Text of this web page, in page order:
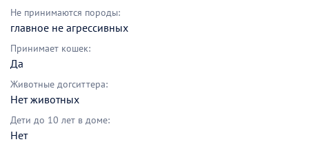
Не принимаются породы:
главное не агрессивных
Принимает кошек:
Да
Животные догситтера:
Нет животных
Дети до 10 лет в доме:
Нет